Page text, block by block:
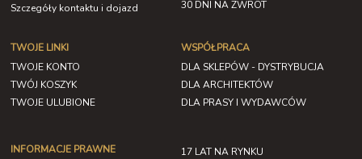
Szczegóły kontaktu i dojazd
30 DNI NA ZWROT
TWOJE LINKI
TWOJE KONTO
TWÓJ KOSZYK
TWOJE ULUBIONE
INFORMACJE PRAWNE
WSPÓŁPRACA
DLA SKLEPÓW - DYSTRYBUCJA
DLA ARCHITEKTÓW
DLA PRASY I WYDAWCÓW
17 LAT NA RYNKU